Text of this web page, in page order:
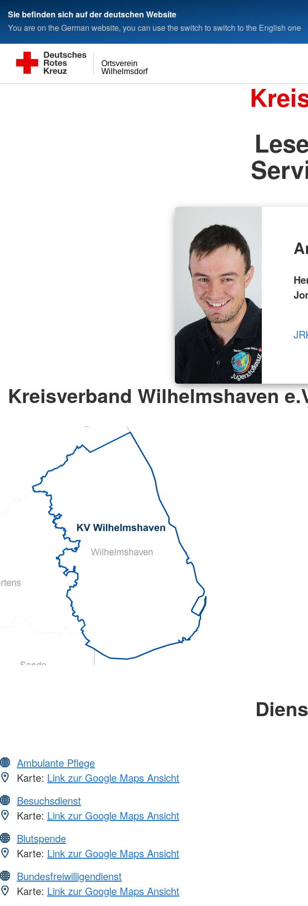
Sie befinden sich auf der deutschen Website
You are on the German website, you can use the switch to switch to the English one
Wilhelmsdorf
Ortsverein
Kreisverband Wilhelmshaven
Ambulante Pflege
Karte: Link zur Google Maps Ansicht
Besuchsdienst
Karte: Link zur Google Maps Ansicht
Blutspende
Karte: Link zur Google Maps Ansicht
Bundesfreiwilligendienst
Karte: Link zur Google Maps Ansicht